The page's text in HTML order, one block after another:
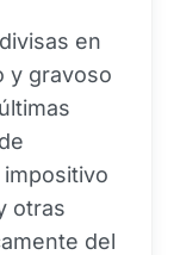
en
y gravoso
otras
del